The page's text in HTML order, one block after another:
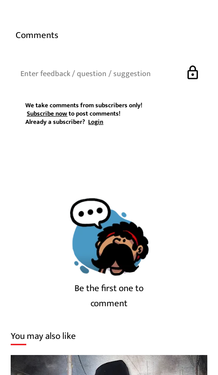
Comments
lock
We take comments from subscribers only!
Subscribe nowto post comments!
Already a subscriber?Login
Be the first one to
comment
You may also like